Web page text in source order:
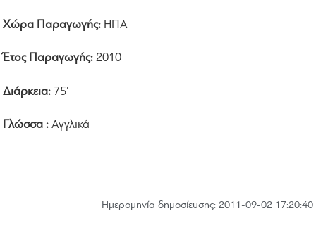
Χώρα Παραγωγής: ΗΠΑ
Έτος Παραγωγής: 2010
Διάρκεια: 75'
Γλώσσα :Αγγλικά
Hμερομηνία δημοσίευσης: 2011-09-02 17:20:40